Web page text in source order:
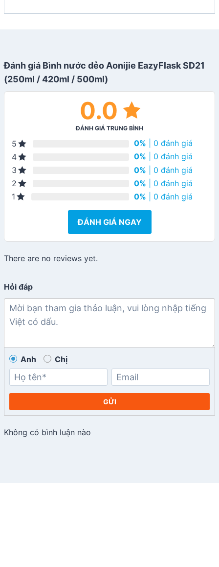
Đánh giá Bình nước dẻo Aonijie EazyFlask SD21
(250ml / 420ml / 500ml)
0.0
ĐÁNH GIÁ TRUNG BÌNH
5 0% | 0 đánh giá
4
0% | 0 đánh giá
3
0% | 0 đánh giá
2
0% | 0 đánh giá
1
0% | 0 đánh giá
ĐÁNH GIÁ NGAY
There are no reviews yet.
Hỏi đáp
Anh Chị
GỬI
Không có bình luận nào